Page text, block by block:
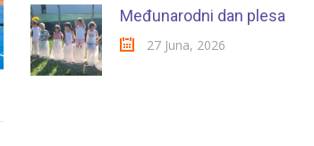
Međunarodni dan plesa
27 Juna, 2026